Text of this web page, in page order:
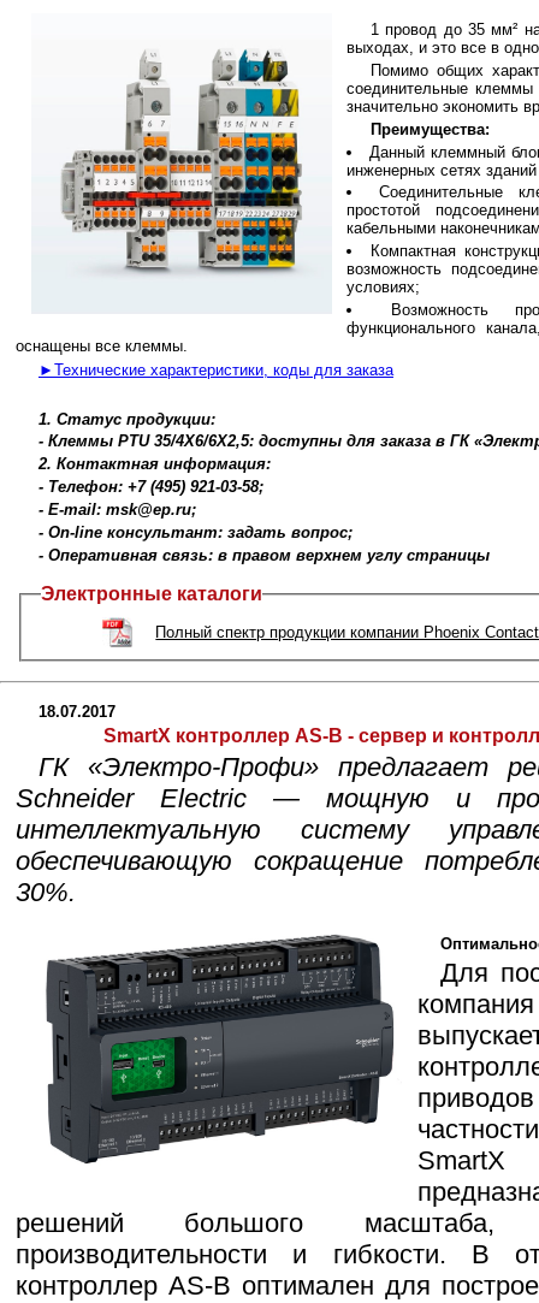
1 провод до 35 мм²
выходах, и это все в
Помимо общих
соединительные клеммы
значительно экономить
Преимущества:
Данный клеммный
инженерных сетях
Соединительные
простотой
кабельными
Компактная
возможность
условиях;
Возможность
функционального
оснащены все клеммы.
►Технические характеристики, коды для заказа
1. Статус продукции:
- Клеммы PTU 35/4X6/6X2,5: доступны для заказа в ГК
2. Контактная информация:
- Телефон: +7 (495) 921-03-58;
- E-mail: msk@ep.ru;
- On-line консультант: задать вопрос;
- Оперативная связь: в правом верхнем углу страницы
Электронные каталоги
Полный спектр продукции компании Phoenix Contact
18.07.2017
SmartX контроллер AS-B - сервер и
ГК «Электро-Профи» предлагает
Schneider Electric — мощную и
интеллектуальную систему
обеспечивающую сокращение
30%.
Для
решений большого масштаба,
производительности и гибкости. В
контроллер AS-B оптимален для